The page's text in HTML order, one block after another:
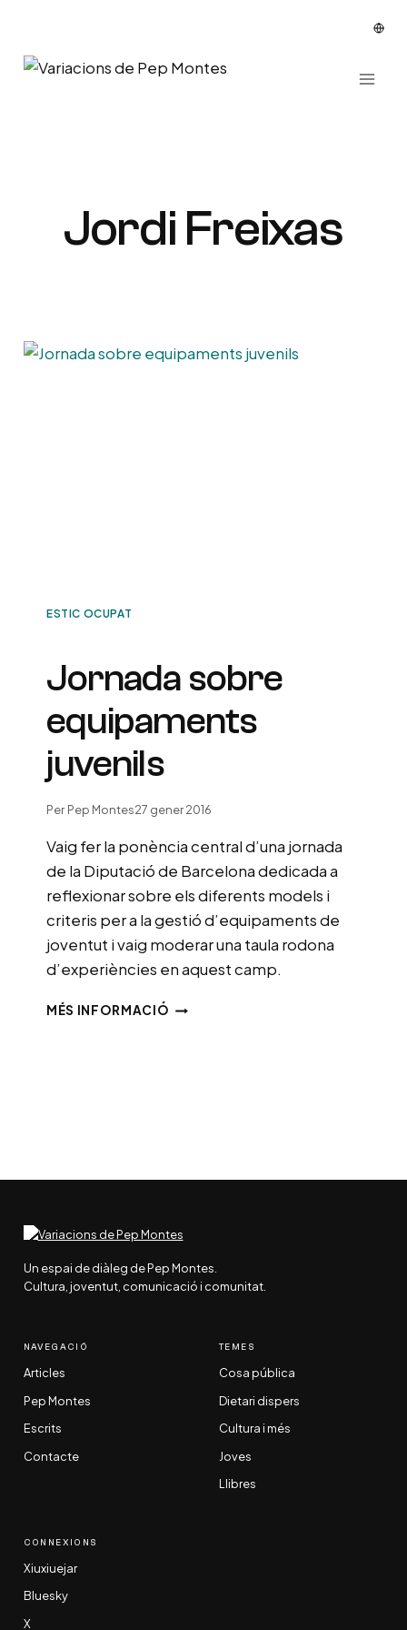
contingut
Jordi Freixas
ESTIC OCUPAT
Jornada sobre
equipaments
juvenils
Per Pep Montes27 gener 2016
Vaig fer la ponència central d’una jornada
de la Diputació de Barcelona dedicada a
reflexionar sobre els diferents models i
criteris per a la gestió d’equipaments de
joventut i vaig moderar una taula rodona
d’experiències en aquest camp.
MÉS INFORMACIÓ JORNADA
Un espai de diàleg de Pep Montes.
Cultura, joventut, comunicació i comunitat.
NAVEGACIÓ
Articles
Pep Montes
Escrits
Contacte
TEMES
Cosa pública
Dietari dispers
Cultura i més
Joves
Llibres
CONNEXIONS
Xiuxiuejar
Bluesky
X